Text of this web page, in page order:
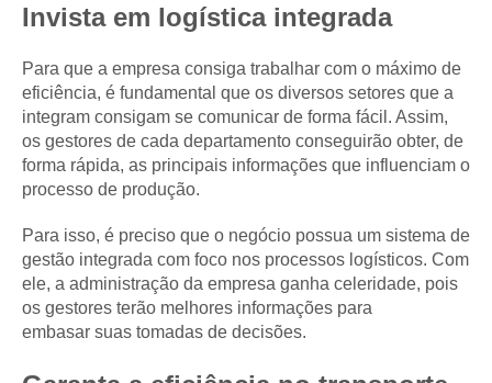
Invista em logística integrada
Para que a empresa consiga trabalhar com o máximo de
eficiência, é fundamental que os diversos setores que a
integram consigam se comunicar de forma fácil. Assim,
os gestores de cada departamento conseguirão obter, de
forma rápida, as principais informações que influenciam o
processo de produção.
Para isso, é preciso que o negócio possua um sistema de
gestão integrada com foco nos processos logísticos. Com
ele, a administração da empresa ganha celeridade, pois
os gestores terão melhores informações para
embasar suas tomadas de decisões.